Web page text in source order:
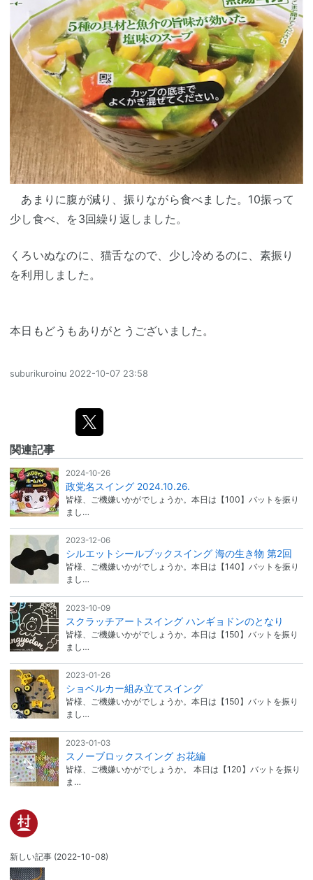
あまりに腹が減り、振りながら食べました。10振って
少し食べ、を3回繰り返しました。
くろいぬなのに、猫舌なので、少し冷めるのに、素振り
を利用しました。
本日もどうもありがとうございました。
suburikuroinu 2022-10-07 23:58
関連記事
2024-10-26
政党名スイング 2024.10.26.
皆様、ご機嫌いかがでしょうか。本日は【100】バットを振り
まし…
2023-12-06
シルエットシールブックスイング 海の生き物 第2回
皆様、ご機嫌いかがでしょうか。本日は【140】バットを振り
まし…
2023-10-09
スクラッチアートスイング ハンギョドンのとなり
皆様、ご機嫌いかがでしょうか。本日は【150】バットを振り
まし…
2023-01-26
ショベルカー組み立てスイング
皆様、ご機嫌いかがでしょうか。本日は【150】バットを振り
まし…
2023-01-03
スノーブロックスイング お花編
皆様、ご機嫌いかがでしょうか。 本日は【120】バットを振り
ま…
新しい記事 (2022-10-08)